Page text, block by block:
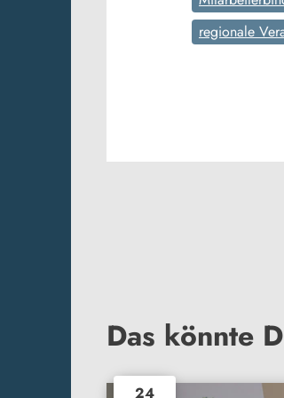
regionale
Das könnte
24